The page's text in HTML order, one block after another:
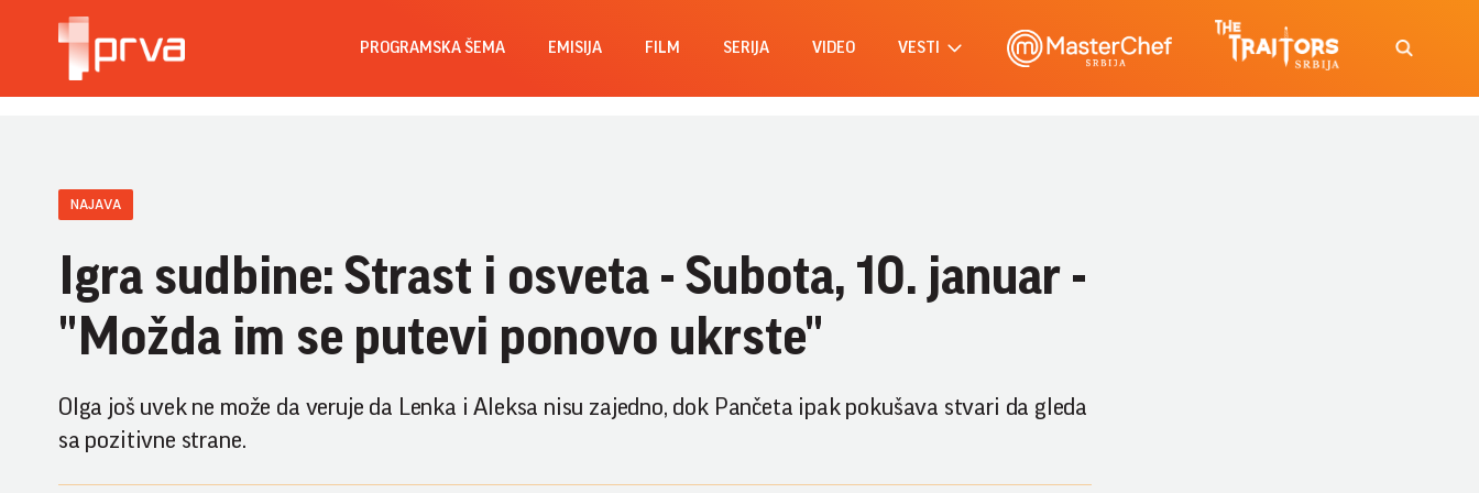
PROGRAMSKA ŠEMA EMISIJA FILM SERIJA VIDEO VESTI
NAJAVA
Igra sudbine: Strast i osveta - Subota, 10. januar -
"Možda im se putevi ponovo ukrste"
Olga još uvek ne može da veruje da Lenka i Aleksa nisu zajedno, dok Pančeta ipak pokušava stvari da gleda
sa pozitivne strane.